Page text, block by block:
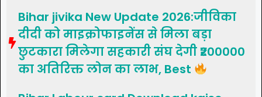
Bihar jivika New Update 2026:जीविका
दीदी को माइक्रोफाइनेंस से मिला बड़ा
छुटकारा मिलेगा सहकारी संघ देगी ₹200000
का अतिरिक्त लोन का लाभ, Best